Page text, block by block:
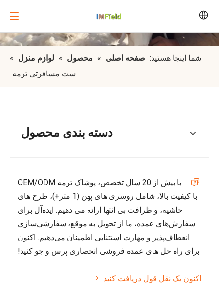
شما اینجا هستید: صفحه اصلی » محصول » لوازم منزل »
ست مسافرتی ترمه
دسته بندی محصول

با بیش از 20 سال تخصص، پوشاک ترمه OEM/ODM
با کیفیت بالا، شامل روسری های پهن (1 متر+)، طرح های
حاشیه، و ظرافت بی انتها ارائه می دهیم. ایده‌آل برای
سفارش‌های عمده، ما از تحویل به موقع، سفارشی‌سازی
انعطاف‌پذیر و مهارت استثنایی اطمینان می‌دهیم. اکنون
برای راه حل های عمده فروشی انحصاری پرس و جو کنید!
اکنون یک نقل قول دریافت کنید 